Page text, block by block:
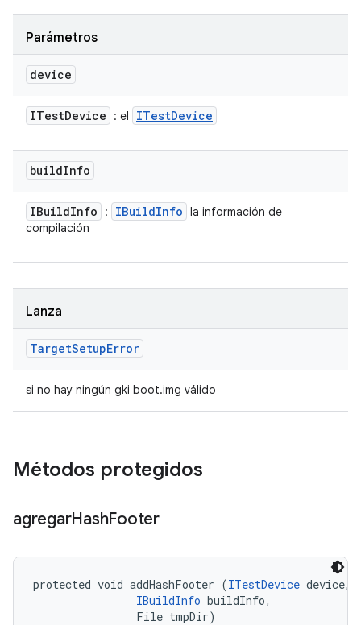
Parámetros
device
ITestDevice : el ITestDevice
buildInfo
IBuildInfo : IBuildInfo la información de
compilación
Lanza
TargetSetupError
si no hay ningún gki boot.img válido
Métodos protegidos
agregarHashFooter
protected void addHashFooter (ITestDevice device,
IBuildInfo buildInfo,
                File tmpDir)